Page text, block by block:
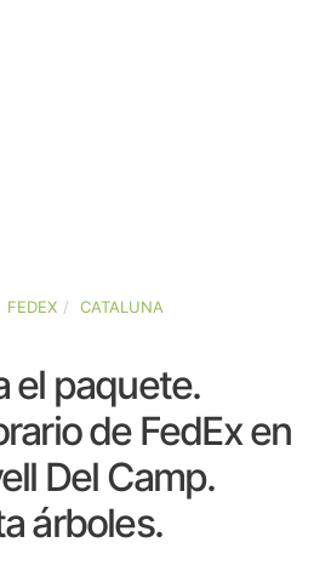
FEDEX CATALUNA
el paquete.
de FedEx en
Del Camp.
árboles.